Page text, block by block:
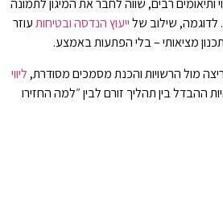
רבים, שווה לחבר את המיגון לתמונה
לדוגמה, שילוב שלייעוץ הנדסה ובטיחותעוזר
מציאותי – בלי הפתעות באמצע.
מול הרשויות והכנת מסמכים מסודרת, ליווי
ההבדל בין תהליך זורם לבין ״למה החזירו